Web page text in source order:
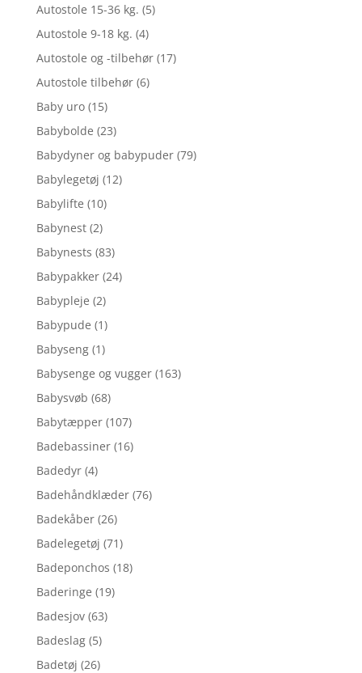
Autostole 15-36 kg. (5)
Autostole 9-18 kg. (4)
Autostole og -tilbehør (17)
Autostole tilbehør (6)
Baby uro (15)
Babybolde (23)
Babydyner og babypuder (79)
Babylegetøj (12)
Babylifte (10)
Babynest (2)
Babynests (83)
Babypakker (24)
Babypleje (2)
Babypude (1)
Babyseng (1)
Babysenge og vugger (163)
Babysvøb (68)
Babytæpper (107)
Badebassiner (16)
Badedyr (4)
Badehåndklæder (76)
Badekåber (26)
Badelegetøj (71)
Badeponchos (18)
Baderinge (19)
Badesjov (63)
Badeslag (5)
Badetøj (26)